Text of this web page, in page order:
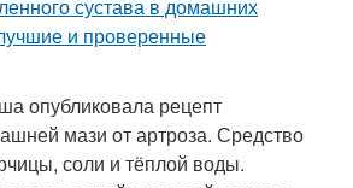
опубликовала рецепт
мази от артроза. Средство
соли и тёплой воды.